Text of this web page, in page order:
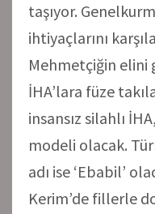
taşıyor.
ihtiyaçlarını
Mehmetçiğin elini
İHA’lara füze
insansız silahlı
modeli olacak.
adı ise ‘Ebabil’
Kerim’de fillerle